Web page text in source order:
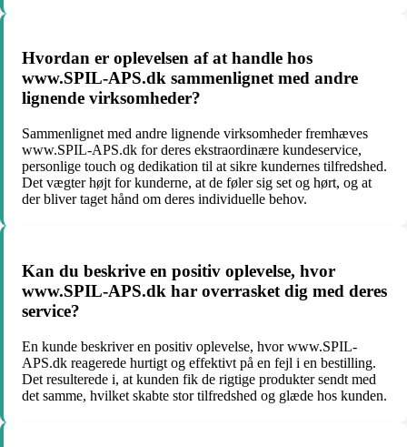
Hvordan er oplevelsen af at handle hos
www.SPIL-APS.dk sammenlignet med andre
lignende virksomheder?
Sammenlignet med andre lignende virksomheder fremhæves
www.SPIL-APS.dk for deres ekstraordinære kundeservice,
personlige touch og dedikation til at sikre kundernes tilfredshed.
Det vægter højt for kunderne, at de føler sig set og hørt, og at
der bliver taget hånd om deres individuelle behov.
Kan du beskrive en positiv oplevelse, hvor
www.SPIL-APS.dk har overrasket dig med deres
service?
En kunde beskriver en positiv oplevelse, hvor www.SPIL-
APS.dk reagerede hurtigt og effektivt på en fejl i en bestilling.
Det resulterede i, at kunden fik de rigtige produkter sendt med
det samme, hvilket skabte stor tilfredshed og glæde hos kunden.